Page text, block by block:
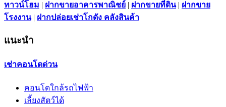
ทาวน์โฮม | ฝากขายอาคารพาณิชย์ | ฝากขายที่ดิน| ฝากขาย
โรงงาน| ฝากปล่อยเช่าโกดัง คลังสินค้า
แนะนำ
เช่าคอนโดด่วน
คอนโดใกล้รถไฟฟ้า
เลี้ยงสัตว์ได้